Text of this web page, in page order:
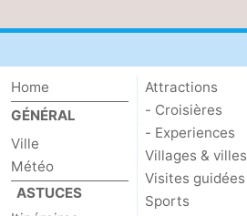
Home
GÉNÉRAL
Ville
Météo
ASTUCES
Attractions
- Croisières
- Experiences
Villages & villes
Visites guidées
Sports